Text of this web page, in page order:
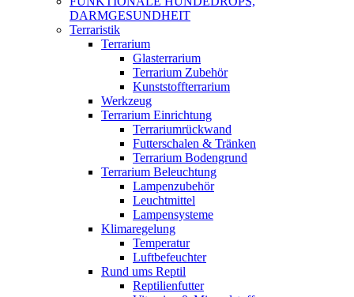
DARMGESUNDHEIT
Terraristik
Terrarium
Glasterrarium
Terrarium Zubehör
Kunststoffterrarium
Werkzeug
Terrarium Einrichtung
Terrariumrückwand
Futterschalen & Tränken
Terrarium Bodengrund
Terrarium Beleuchtung
Lampenzubehör
Leuchtmittel
Lampensysteme
Klimaregelung
Temperatur
Luftbefeuchter
Rund ums Reptil
Reptilienfutter